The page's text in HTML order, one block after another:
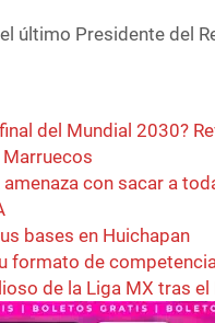
último Presidente del
del Mundial 2030?
amenaza con sacar a
bases en Huichapan
formato de
de la Liga MX tras